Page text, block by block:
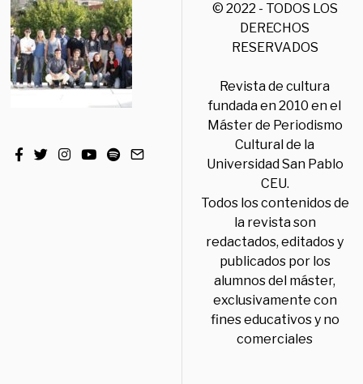
© 2022 - TODOS LOS
DERECHOS
RESERVADOS
Revista de cultura
fundada en 2010 en el
Máster de Periodismo
Cultural de la
Universidad San Pablo
CEU.
Todos los contenidos de
la revista son
redactados, editados y
publicados por los
alumnos del máster,
exclusivamente con
fines educativos y no
comerciales